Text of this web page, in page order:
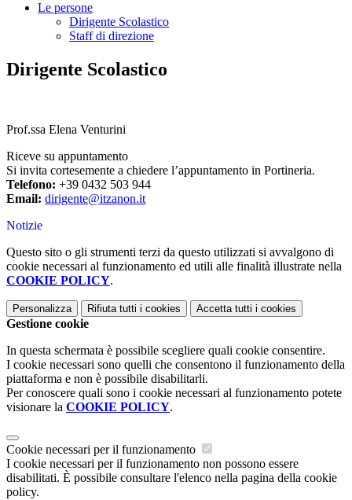
Le persone
Dirigente Scolastico
Staff di direzione
Dirigente Scolastico
Prof.ssa Elena Venturini
Riceve su appuntamento
Si invita cortesemente a chiedere l’appuntamento in Portineria.
Telefono: +39 0432 503 944
Email: dirigente@itzanon.it
Notizie
Questo sito o gli strumenti terzi da questo utilizzati si avvalgono di
cookie necessari al funzionamento ed utili alle finalità illustrate nella
COOKIE POLICY.
Personalizza Rifiuta tutti i cookies Accetta tutti i cookies
Gestione cookie
In questa schermata è possibile scegliere quali cookie consentire.
I cookie necessari sono quelli che consentono il funzionamento della
piattaforma e non è possibile disabilitarli.
Per conoscere quali sono i cookie necessari al funzionamento potete
visionare la COOKIE POLICY.
Cookie necessari per il funzionamento
I cookie necessari per il funzionamento non possono essere
disabilitati. È possibile consultare l'elenco nella pagina della cookie
policy.